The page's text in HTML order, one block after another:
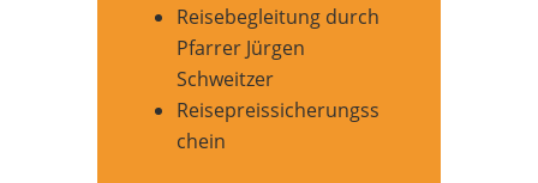
Reisebegleitung durch
Pfarrer Jürgen
Schweitzer
Reisepreissicherungss
chein